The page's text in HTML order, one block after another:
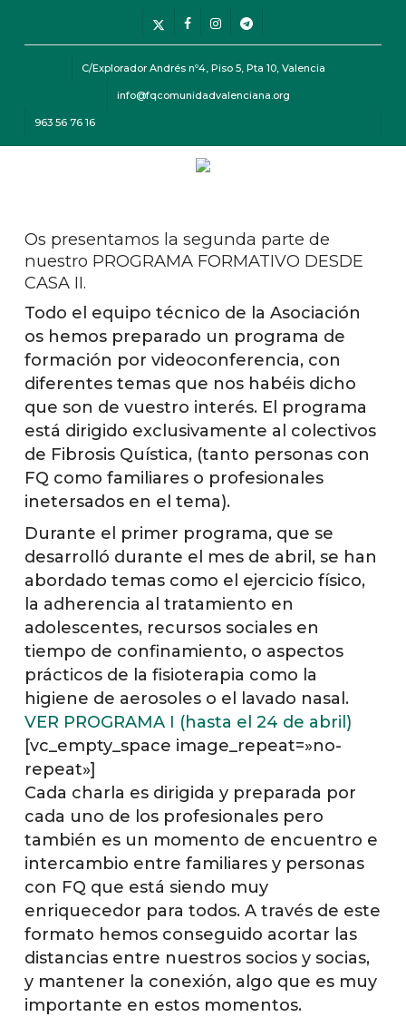
x-
twitter
facebookinstagramtelegram
C/Explorador Andrés nº4, Piso 5, Pta 10, Valencia
info@fqcomunidadvalenciana.org
963 56 76 16
Os presentamos la segunda parte de
nuestro PROGRAMA FORMATIVO DESDE
CASA II.
Todo el equipo técnico de la Asociación
os hemos preparado un programa de
formación por videoconferencia, con
diferentes temas que nos habéis dicho
que son de vuestro interés. El programa
está dirigido exclusivamente al colectivos
de Fibrosis Quística, (tanto personas con
FQ como familiares o profesionales
inetersados en el tema).
Durante el primer programa, que se
desarrolló durante el mes de abril, se han
abordado temas como el ejercicio físico,
la adherencia al tratamiento en
adolescentes, recursos sociales en
tiempo de confinamiento, o aspectos
prácticos de la fisioterapia como la
higiene de aerosoles o el lavado nasal.
VER PROGRAMA I (hasta el 24 de abril)
[vc_empty_space image_repeat=»no-
repeat»]
Cada charla es dirigida y preparada por
cada uno de los profesionales pero
también es un momento de encuentro e
intercambio entre familiares y personas
con FQ que está siendo muy
enriquecedor para todos. A través de este
formato hemos conseguido acortar las
distancias entre nuestros socios y socias,
y mantener la conexión, algo que es muy
importante en estos momentos.